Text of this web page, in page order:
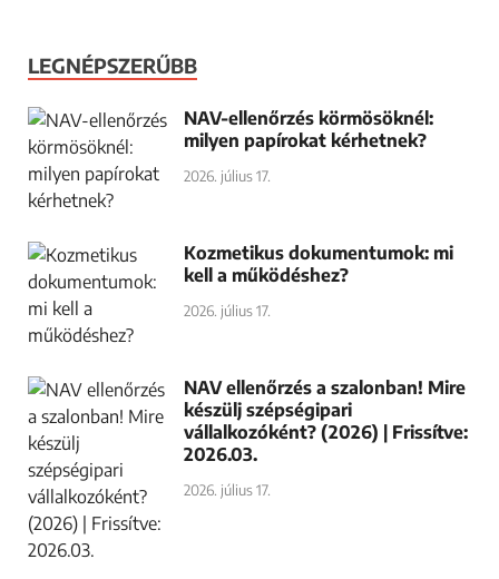
LEGNÉPSZERŰBB
NAV-ellenőrzés körmösöknél:
milyen papírokat kérhetnek?
2026. július 17.
Kozmetikus dokumentumok: mi
kell a működéshez?
2026. július 17.
NAV ellenőrzés a szalonban! Mire
készülj szépségipari
vállalkozóként? (2026) | Frissítve:
2026.03.
2026. július 17.